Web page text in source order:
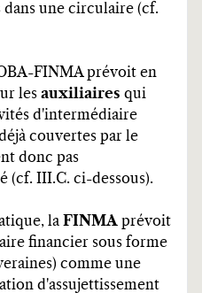
dans une circulaire (cf.
FINMA prévoit en
les auxiliaires qui
d'intermédiaire
couvertes par le
donc pas
(cf. III.C. ci-dessous).
la FINMA prévoit
financier sous forme
comme une
d'assujettissement